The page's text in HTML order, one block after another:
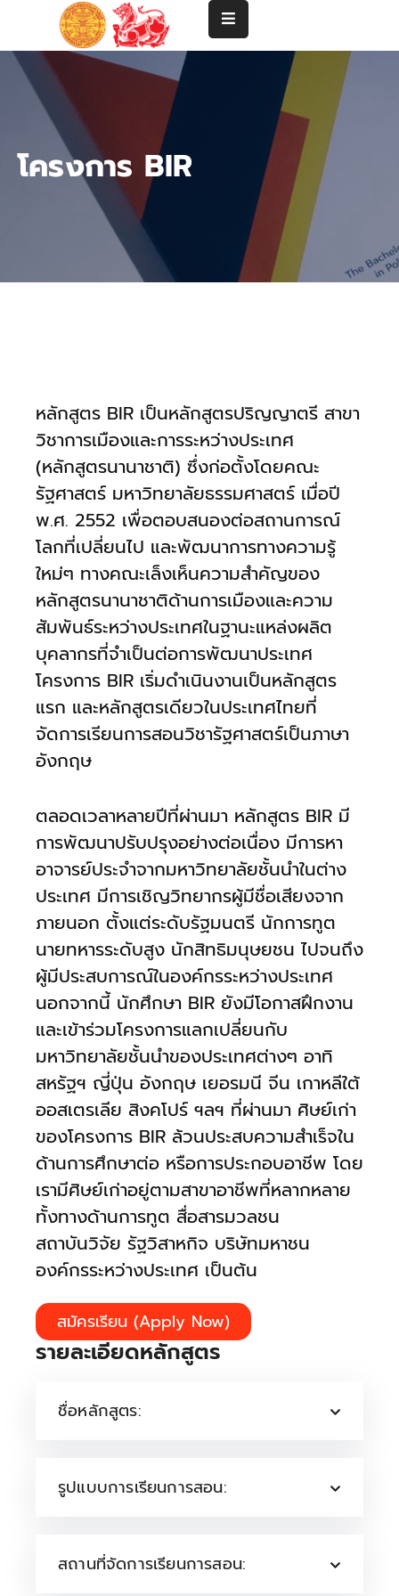
แนะนำ
คณะ
ปริญญา
ตรี
คณาจารย์
ติดต่อ
คณะ
English
โครงการ BIR
หลักสูตร BIR เป็นหลักสูตรปริญญาตรี สาขา
วิชาการเมืองและการระหว่างประเทศ
(หลักสูตรนานาชาติ) ซึ่งก่อตั้งโดยคณะ
รัฐศาสตร์ มหาวิทยาลัยธรรมศาสตร์ เมื่อปี
พ.ศ. 2552 เพื่อตอบสนองต่อสถานการณ์
โลกที่เปลี่ยนไป และพัฒนาการทางความรู้
ใหม่ๆ ทางคณะเล็งเห็นความสำคัญของ
หลักสูตรนานาชาติด้านการเมืองและความ
สัมพันธ์ระหว่างประเทศในฐานะแหล่งผลิต
บุคลากรที่จำเป็นต่อการพัฒนาประเทศ
โครงการ BIR เริ่มดำเนินงานเป็นหลักสูตร
แรก และหลักสูตรเดียวในประเทศไทยที่
จัดการเรียนการสอนวิชารัฐศาสตร์เป็นภาษา
อังกฤษ
ตลอดเวลาหลายปีที่ผ่านมา หลักสูตร BIR มี
การพัฒนาปรับปรุงอย่างต่อเนื่อง มีการหา
อาจารย์ประจำจากมหาวิทยาลัยชั้นนำในต่าง
ประเทศ มีการเชิญวิทยากรผู้มีชื่อเสียงจาก
ภายนอก ตั้งแต่ระดับรัฐมนตรี นักการทูต
นายทหารระดับสูง นักสิทธิมนุษยชน ไปจนถึง
ผู้มีประสบการณ์ในองค์กรระหว่างประเทศ
นอกจากนี้ นักศึกษา BIR ยังมีโอกาสฝึกงาน
และเข้าร่วมโครงการแลกเปลี่ยนกับ
มหาวิทยาลัยชั้นนำของประเทศต่างๆ อาทิ
สหรัฐฯ ญี่ปุ่น อังกฤษ เยอรมนี จีน เกาหลีใต้
ออสเตรเลีย สิงคโปร์ ฯลฯ ที่ผ่านมา ศิษย์เก่า
ของโครงการ BIR ล้วนประสบความสำเร็จใน
ด้านการศึกษาต่อ หรือการประกอบอาชีพ โดย
เรามีศิษย์เก่าอยู่ตามสาขาอาชีพที่หลากหลาย
ทั้งทางด้านการทูต สื่อสารมวลชน
สถาบันวิจัย รัฐวิสาหกิจ บริษัทมหาชน
องค์กรระหว่างประเทศ เป็นต้น
สมัครเรียน (Apply Now)
รายละเอียดหลักสูตร
ชื่อหลักสูตร:
รูปแบบการเรียนการสอน:
สถานที่จัดการเรียนการสอน: